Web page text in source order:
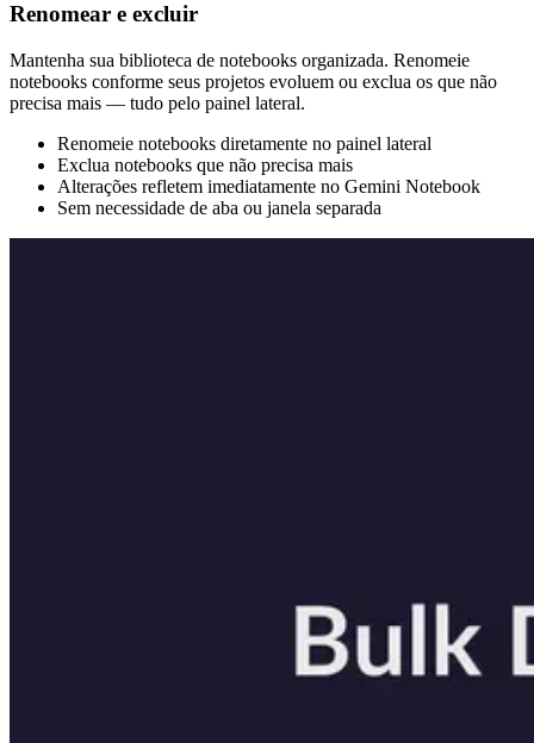
Renomear e excluir
Mantenha sua biblioteca de notebooks organizada. Renomeie
notebooks conforme seus projetos evoluem ou exclua os que não
precisa mais — tudo pelo painel lateral.
Renomeie notebooks diretamente no painel lateral
Exclua notebooks que não precisa mais
Alterações refletem imediatamente no Gemini Notebook
Sem necessidade de aba ou janela separada